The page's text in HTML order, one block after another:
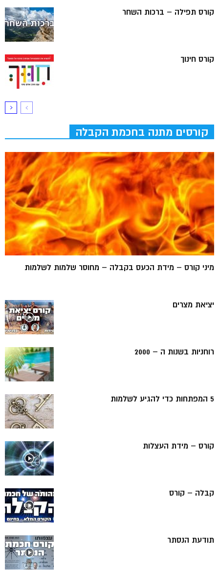
קורס תפילה – ברכות השחר
קורס חינוך
קורסים מתנה בחכמת הקבלה
מיני קורס – מידת הכעס בקבלה – מחוסר שלמות לשלמות
יציאת מצרים
רוחניות בשנות ה – 2000
5 המפתחות כדי להגיע לשלמות
קורס – מידת העצלות
קבלה – קורס
תודעת הנסתר